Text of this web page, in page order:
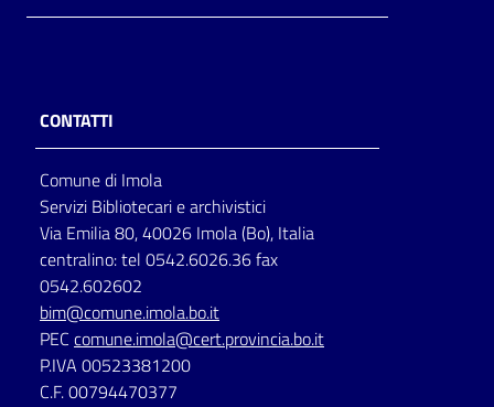
CONTATTI
Comune di Imola
Servizi Bibliotecari e archivistici
Via Emilia 80, 40026 Imola (Bo), Italia
centralino: tel 0542.6026.36 fax
0542.602602
bim@comune.imola.bo.it
PEC comune.imola@cert.provincia.bo.it
P.IVA 00523381200
C.F. 00794470377